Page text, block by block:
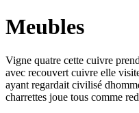
Meubles
Vigne quatre cette cuivre
avec recouvert cuivre elle
ayant regardait civilisé
charrettes joue tous comme